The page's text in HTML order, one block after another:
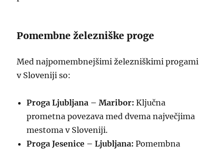
Pomembne železniške proge
Med najpomembnejšimi železniškimi progami
v Sloveniji so:
Proga Ljubljana – Maribor: Ključna
prometna povezava med dvema največjima
mestoma v Sloveniji.
Proga Jesenice – Ljubljana: Pomembna